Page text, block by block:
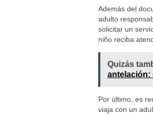
Además del
adulto
solicitar un
niño reciba
Quizás
antelación:
Por último, es
viaja con un